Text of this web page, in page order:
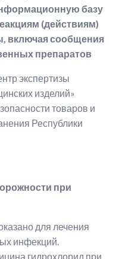
базу
(действиям)
включая сообщения
препаратов
экспертизы
изделий»
товаров и
Республики
при
для лечения
инфекций.
гидрохлорид при